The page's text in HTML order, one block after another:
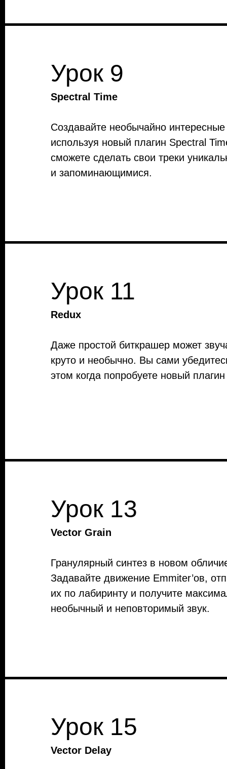
Spectral Time
Создавайте необычайно интересные
используя новый плагин Spectral
сможете сделать свои треки
и запоминающимися.
Redux
Даже простой биткрашер может
круто и необычно. Вы сами
этом когда попробуете новый
Урок 13
Vector Grain
Гранулярный синтез в новом
Задавайте движение Emmiter’ов,
их по лабиринту и получите
необычный и неповторимый звук.
Урок 15
Урок 9
Vector Delay
Урок 11